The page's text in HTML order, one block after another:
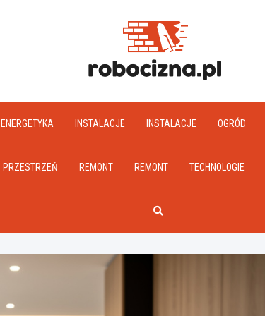
ENERGETYKA INSTALACJE INSTALACJE OGRÓD
PRZESTRZEŃ REMONT REMONT TECHNOLOGIE